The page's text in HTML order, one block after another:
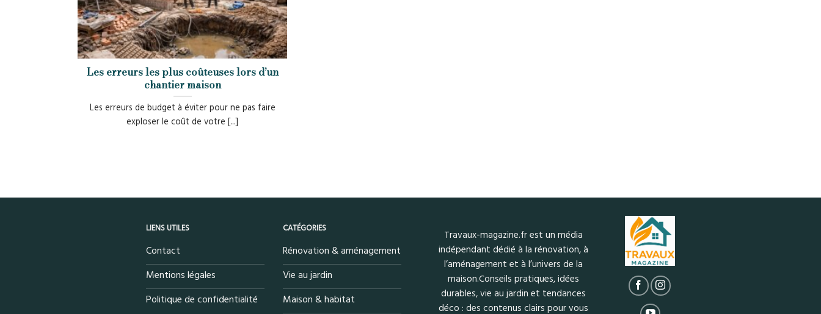
Les erreurs les plus coûteuses lors d’un
chantier maison
Les erreurs de budget à éviter pour ne pas faire
exploser le coût de votre [...]
LIENS UTILES
Contact
Mentions légales
Politique de confidentialité
CATÉGORIES
Rénovation & aménagement
Vie au jardin
Maison & habitat
Travaux-magazine.fr est un média
indépendant dédié à la rénovation, à
l’aménagement et à l’univers de la
maison.Conseils pratiques, idées
durables, vie au jardin et tendances
déco : des contenus clairs pour vous